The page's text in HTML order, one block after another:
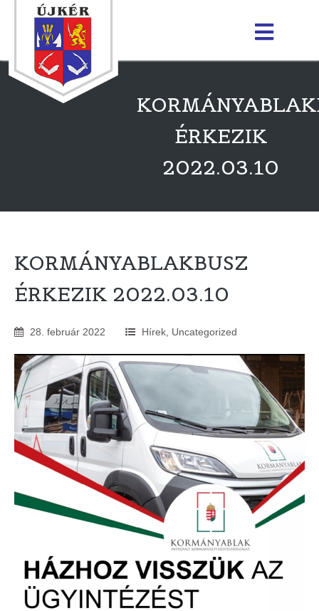
ÉRKEZIK
2022.03.10
KORMÁNYABLAKBUSZ
ÉRKEZIK 2022.03.10
28 február 2022 Hírek Uncategorized